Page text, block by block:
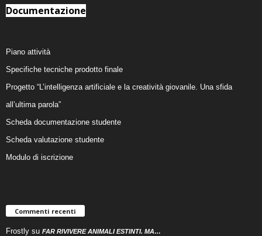
Documentazione
Piano attività
Specifiche tecniche prodotto finale
Progetto “L’intelligenza artificiale e la creatività giovanile. Una sfida
all’ultima parola”
Scheda documentazione studente
Scheda valutazione studente
Modulo di iscrizione
Commenti recenti
Frostly su FAR RIVIVERE ANIMALI ESTINTI. MA…